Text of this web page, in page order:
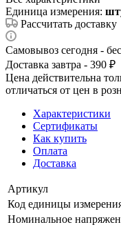
Единица измерения:
Рассчитать доставку
Самовывоз сегодня -
Доставка завтра - 390 ₽
Цена действительна
отличаться от цен в
Характеристики
Сертификаты
Как купить
Оплата
Доставка
Артикул
Код единицы
Номинальное